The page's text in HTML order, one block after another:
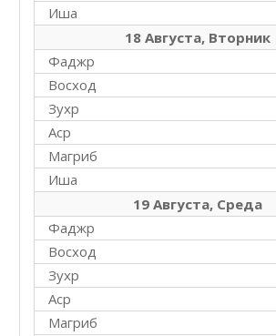
Иша
18 Августа, Вторник
Фаджр
Восход
Зухр
Аср
Магриб
Иша
19 Августа, Среда
Фаджр
Восход
Зухр
Аср
Магриб